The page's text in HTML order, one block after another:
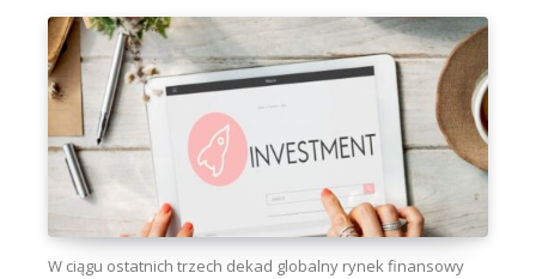
W ciągu ostatnich trzech dekad globalny rynek finansowy